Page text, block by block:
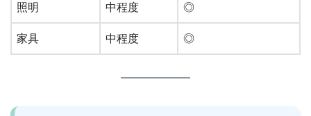
照明 中程度 ◎
家具 中程度 ◎